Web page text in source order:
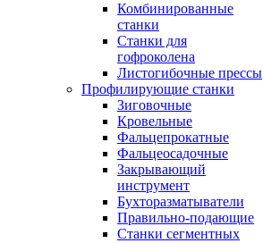
Комбинированные
станки
Станки для
гофроколена
Листогибочные прессы
Профилирующие станки
Зиговочные
Кровельные
Фальцепрокатные
Фальцеосадочные
Закрывающий
инструмент
Бухторазматыватели
Правильно-подающие
Станки сегментных